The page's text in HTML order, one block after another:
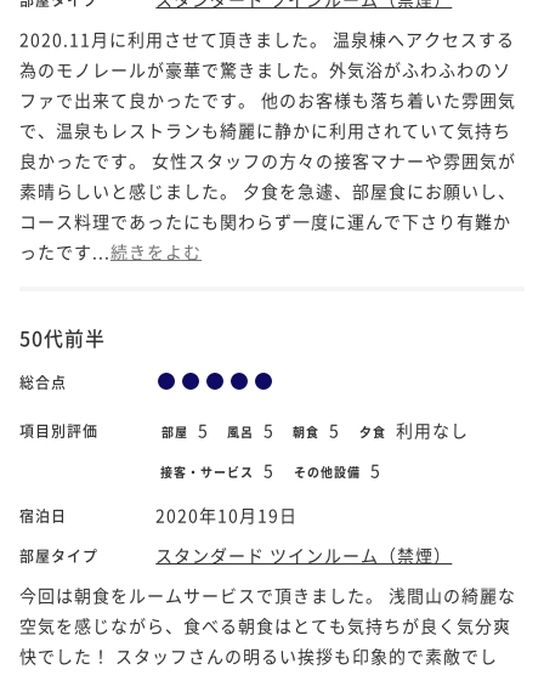
2020.11月に利用させて頂きました。 温泉棟へアクセスする
為のモノレールが豪華で驚きました。外気浴がふわふわのソ
ファで出来て良かったです。 他のお客様も落ち着いた雰囲気
で、温泉もレストランも綺麗に静かに利用されていて気持ち
良かったです。 女性スタッフの方々の接客マナーや雰囲気が
素晴らしいと感じました。 夕食を急遽、部屋食にお願いし、
コース料理であったにも関わらず一度に運んで下さり有難か
ったです... 続きをよむ
50代前半
総合点
項目別評価 部屋 5 風呂 5 朝食 5 夕食 利用なし
接客・サービス 5 その他設備 5
宿泊日 2020年10月19日
部屋タイプ
スタンダード ツインルーム（禁煙）
今回は朝食をルームサービスで頂きました。 浅間山の綺麗な
空気を感じながら、食べる朝食はとても気持ちが良く気分爽
快でした！ スタッフさんの明るい挨拶も印象的で素敵でし